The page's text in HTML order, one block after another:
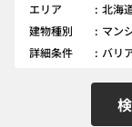
エリア
北海
建物種別
マン
詳細条件
バリ